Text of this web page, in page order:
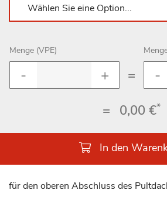
Menge (VPE)
=
= 0,00 €*
In den
für den oberen Abschluss des